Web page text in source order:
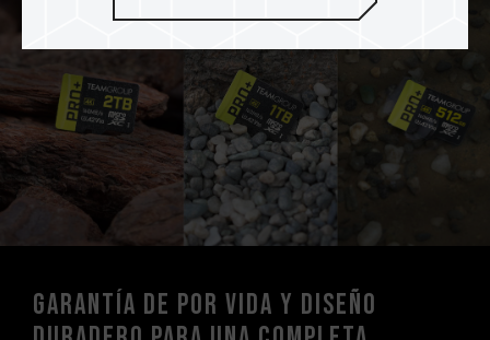
Garantía de por vida y diseño